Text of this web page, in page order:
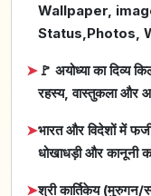
Wallpaper,
Status,Photos,
➤🚩 अयोध्या का दिव्य
रहस्य, वास्तुकला और
➤भारत और विदेशों में
धोखाधड़ी और कानूनी
➤श्री कार्तिकेय